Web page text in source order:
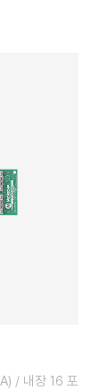
/ 내장 16 포